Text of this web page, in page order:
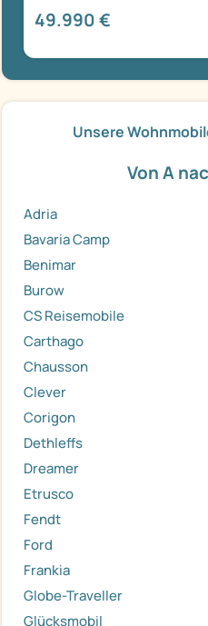
49.990 €
Unsere
Von A
Adria
Bavaria Camp
Benimar
Burow
CS Reisemobile
Carthago
Chausson
Clever
Corigon
Dethleffs
Dreamer
Etrusco
Fendt
Ford
Frankia
Globe-Traveller
Glücksmobil